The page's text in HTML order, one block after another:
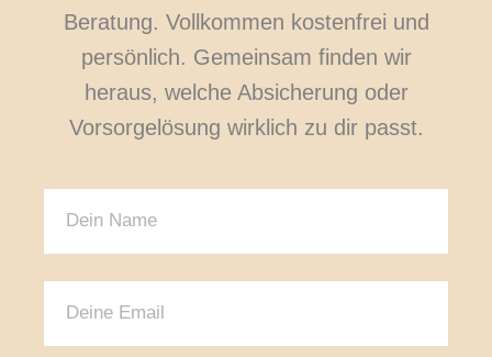
Beratung. Vollkommen kostenfrei und
persönlich. Gemeinsam finden wir
heraus, welche Absicherung oder
Vorsorgelösung wirklich zu dir passt.